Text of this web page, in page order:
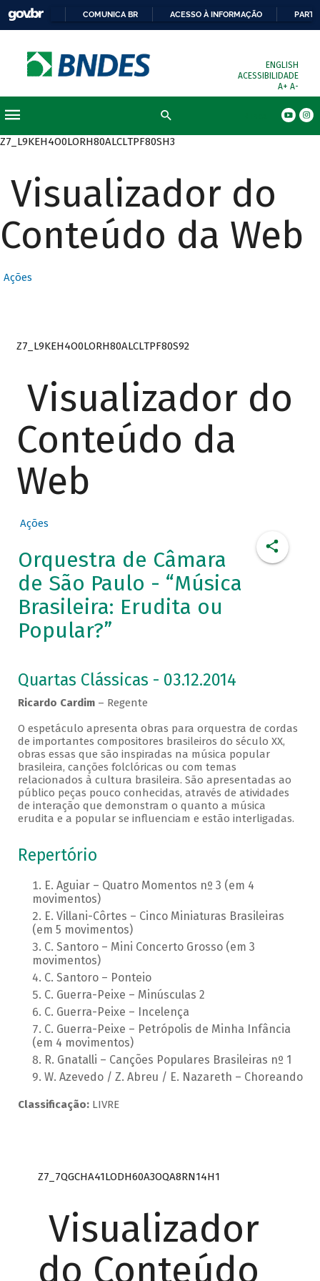
COMUNICA BR ACESSO À INFORMAÇÃO
ENGLISH
ACESSIBILIDADE
A+ A-
Z7_L9KEH4O0LORH80ALCLTPF80SH3
Visualizador do
Conteúdo da Web
Ações
Z7_L9KEH4O0LORH80ALCLTPF80S92
Visualizador do
Conteúdo da
Web
Ações
Orquestra de Câmara
de São Paulo - “Música
Brasileira: Erudita ou
Popular?”
Quartas Clássicas - 03.12.2014
Ricardo Cardim – Regente
O espetáculo apresenta obras para orquestra de cordas
de importantes compositores brasileiros do século XX,
obras essas que são inspiradas na música popular
brasileira, canções folclóricas ou com temas
relacionados à cultura brasileira. São apresentadas ao
público peças pouco conhecidas, através de atividades
de interação que demonstram o quanto a música
erudita e a popular se influenciam e estão interligadas.
Repertório
E. Aguiar – Quatro Momentos nº 3 (em 4
movimentos)
E. Villani-Côrtes – Cinco Miniaturas Brasileiras
(em 5 movimentos)
C. Santoro – Mini Concerto Grosso (em 3
movimentos)
C. Santoro – Ponteio
C. Guerra-Peixe – Minúsculas 2
C. Guerra-Peixe – Incelença
C. Guerra-Peixe – Petrópolis de Minha Infância
(em 4 movimentos)
R. Gnatalli – Canções Populares Brasileiras nº 1
W. Azevedo / Z. Abreu / E. Nazareth – Choreando
Classificação:LIVRE
Z7_7QGCHA41LODH60A3OQA8RN14H1
Visualizador
do Conteúdo